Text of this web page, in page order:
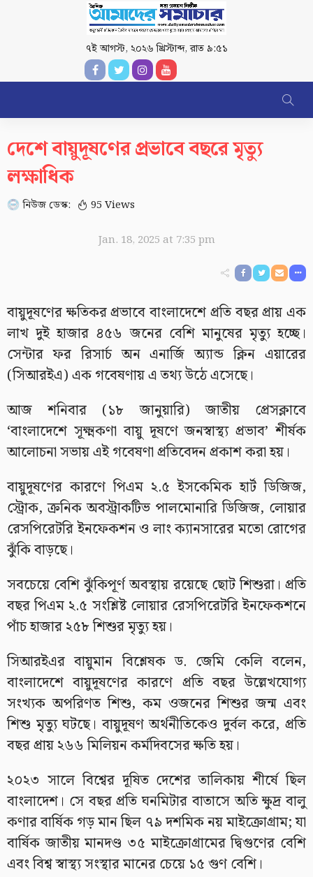
৭ই আগস্ট, ২০২৬ খ্রিস্টাব্দ,রাত ৯:৫১
দেশে বায়ুদূষণের প্রভাবে বছরে মৃত্যু
লক্ষাধিক
নিউজ ডেস্ক: 95 Views
Jan. 18, 2025 at 7:35 pm
বায়ুদূষণের ক্ষতিকর প্রভাবে বাংলাদেশে প্রতি বছর প্রায় এক
লাখ দুই হাজার ৪৫৬ জনের বেশি মানুষের মৃত্যু হচ্ছে।
সেন্টার ফর রিসার্চ অন এনার্জি অ্যান্ড ক্লিন এয়ারের
(সিআরইএ) এক গবেষণায় এ তথ্য উঠে এসেছে।
আজ শনিবার (১৮ জানুয়ারি) জাতীয় প্রেসক্লাবে
‘বাংলাদেশে সূক্ষ্মকণা বায়ু দূষণে জনস্বাস্থ্য প্রভাব’ শীর্ষক
আলোচনা সভায় এই গবেষণা প্রতিবেদন প্রকাশ করা হয়।
বায়ুদূষণের কারণে পিএম ২.৫ ইসকেমিক হার্ট ডিজিজ,
স্ট্রোক, ক্রনিক অবস্ট্রাকটিভ পালমোনারি ডিজিজ, লোয়ার
রেসপিরেটরি ইনফেকশন ও লাং ক্যানসারের মতো রোগের
ঝুঁকি বাড়ছে।
সবচেয়ে বেশি ঝুঁকিপূর্ণ অবস্থায় রয়েছে ছোট শিশুরা। প্রতি
বছর পিএম ২.৫ সংশ্লিষ্ট লোয়ার রেসপিরেটরি ইনফেকশনে
পাঁচ হাজার ২৫৮ শিশুর মৃত্যু হয়।
সিআরইএর বায়ুমান বিশ্লেষক ড. জেমি কেলি বলেন,
বাংলাদেশে বায়ুদূষণের কারণে প্রতি বছর উল্লেখযোগ্য
সংখ্যক অপরিণত শিশু, কম ওজনের শিশুর জন্ম এবং
শিশু মৃত্যু ঘটছে। বায়ুদূষণ অর্থনীতিকেও দুর্বল করে, প্রতি
বছর প্রায় ২৬৬ মিলিয়ন কর্মদিবসের ক্ষতি হয়।
২০২৩ সালে বিশ্বের দূষিত দেশের তালিকায় শীর্ষে ছিল
বাংলাদেশ। সে বছর প্রতি ঘনমিটার বাতাসে অতি ক্ষুদ্র বালু
কণার বার্ষিক গড় মান ছিল ৭৯ দশমিক নয় মাইক্রোগ্রাম; যা
বার্ষিক জাতীয় মানদণ্ড ৩৫ মাইক্রোগ্রামের দ্বিগুণের বেশি
এবং বিশ্ব স্বাস্থ্য সংস্থার মানের চেয়ে ১৫ গুণ বেশি।